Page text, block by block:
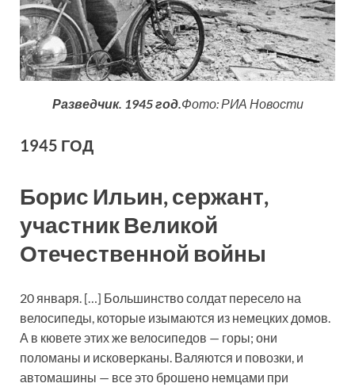
Разведчик. 1945 год.Фото: РИА Новости
1945 ГОД
Борис Ильин, сержант,
участник Великой
Отечественной войны
20 января. […] Большинство солдат пересело на
велосипеды, которые изымаются из немецких домов.
А в кювете этих же велосипедов — горы; они
поломаны и исковерканы. Валяются и повозки, и
автомашины — все это брошено немцами при